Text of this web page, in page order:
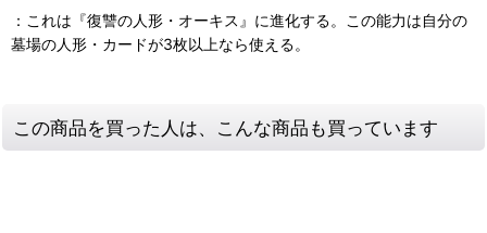
：これは『復讐の人形・オーキス』に進化する。この能力は自分の
墓場の人形・カードが3枚以上なら使える。
この商品を買った人は、こんな商品も買っています